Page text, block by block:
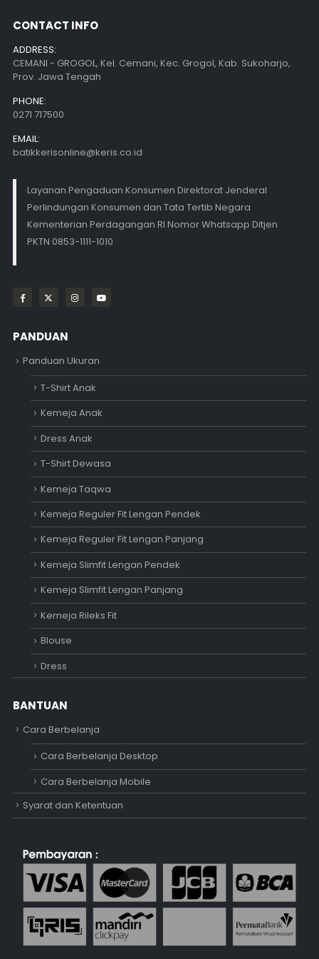
CONTACT INFO
ADDRESS:
CEMANI - GROGOL, Kel. Cemani, Kec. Grogol, Kab. Sukoharjo,
Prov. Jawa Tengah
PHONE:
0271 717500
EMAIL:
batikkerisonline@keris.co.id
Layanan Pengaduan Konsumen Direktorat Jenderal
Perlindungan Konsumen dan Tata Tertib Negara
Kementerian Perdagangan RI Nomor Whatsapp Ditjen
PKTN 0853-1111-1010
PANDUAN
Panduan Ukuran
T-Shirt Anak
Kemeja Anak
Dress Anak
T-Shirt Dewasa
Kemeja Taqwa
Kemeja Reguler Fit Lengan Pendek
Kemeja Reguler Fit Lengan Panjang
Kemeja Slimfit Lengan Pendek
Kemeja Slimfit Lengan Panjang
Kemeja Rileks Fit
Blouse
Dress
BANTUAN
Cara Berbelanja
Cara Berbelanja Desktop
Cara Berbelanja Mobile
Syarat dan Ketentuan